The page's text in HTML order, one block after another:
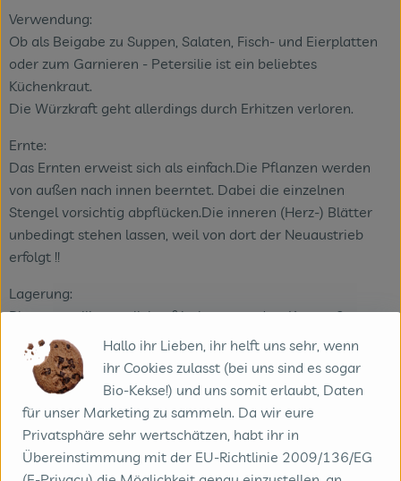
Verwendung:
Ob als Beigabe zu Suppen, Salaten, Fisch- und Eierplatten
oder zum Garnieren - Petersilie ist ein beliebtes
Küchenkraut.
Die Würzkraft geht allerdings durch Erhitzen verloren.
Ernte:
Das Ernten erweist sich als einfach.Die Pflanzen werden
von außen nach innen beerntet. Dabei die einzelnen
Stengel vorsichtig abpflücken.Die inneren (Herz-) Blätter
unbedingt stehen lassen, weil von dort der Neuaustrieb
erfolgt !!
Lagerung:
Blattpetersilie möglichst frisch verwenden. Krause Sorten
bleiben länger frisch als glatte. In Wasser einstellen oder in
ein feuchtes Tuch einschlagen. Petersilie läßt sich gut
Einfrieren, wenn sie vorher kleingeschnitten wurde.
Produktinformationen
Hallo ihr Lieben, ihr helft uns sehr, wenn
ihr Cookies zulasst (bei uns sind es sogar
Bio-Kekse!) und uns somit erlaubt, Daten
für unser Marketing zu sammeln. Da wir eure
Privatsphäre sehr wertschätzen, habt ihr in
Übereinstimmung mit der EU-Richtlinie 2009/136/EG